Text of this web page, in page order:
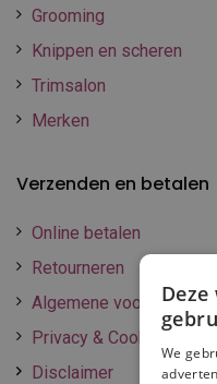
Grooming
Knippen en scheren
Trimsalon
Merken
Verzenden en betalen
Online betalen
Retourneren
Algemene voorwaarden
Privacy & Cookie policy
Disclaimer
We